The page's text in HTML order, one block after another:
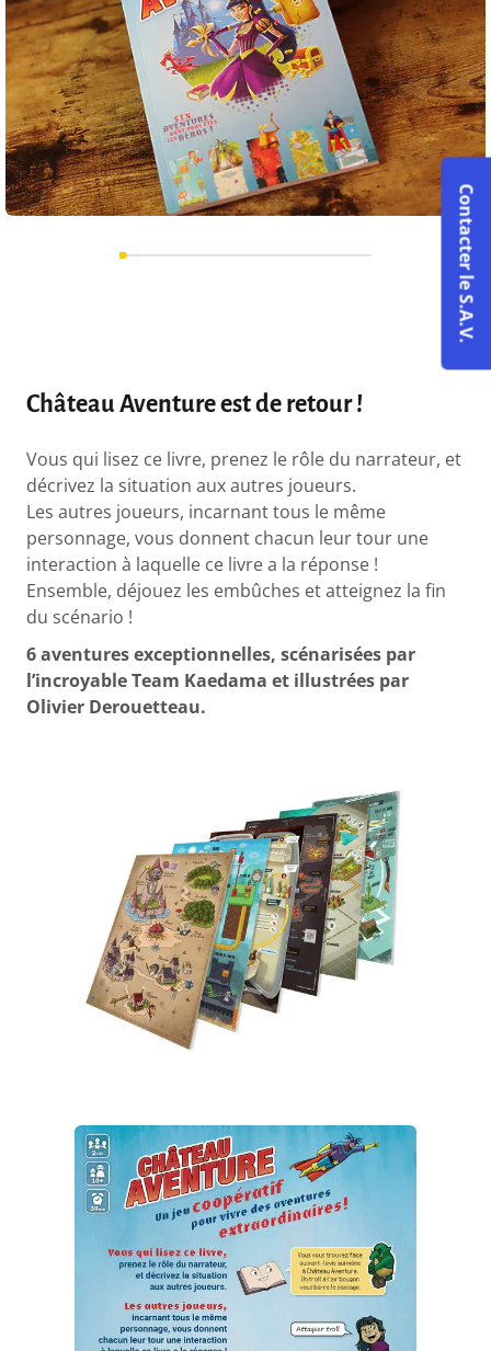
Château Aventure est de retour !
Vous qui lisez ce livre, prenez le rôle du narrateur, et
décrivez la situation aux autres joueurs.
Les autres joueurs, incarnant tous le même
personnage, vous donnent chacun leur tour une
interaction à laquelle ce livre a la réponse !
Ensemble, déjouez les embûches et atteignez la fin
du scénario !
6 aventures exceptionnelles, scénarisées par
l’incroyable Team Kaedama et illustrées par
Olivier Derouetteau.
Contacter le S.A.V.